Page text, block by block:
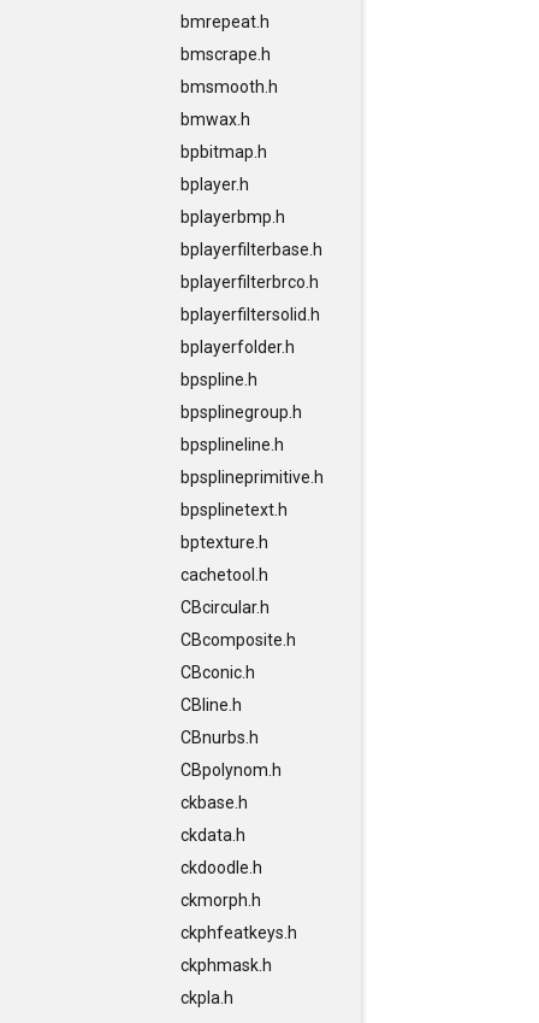
bmrepeat.h
bmscrape.h
bmsmooth.h
bmwax.h
bpbitmap.h
bplayer.h
bplayerbmp.h
bplayerfilterbase.h
bplayerfilterbrco.h
bplayerfiltersolid.h
bplayerfolder.h
bpspline.h
bpsplinegroup.h
bpsplineline.h
bpsplineprimitive.h
bpsplinetext.h
bptexture.h
cachetool.h
CBcircular.h
CBcomposite.h
CBconic.h
CBline.h
CBnurbs.h
CBpolynom.h
ckbase.h
ckdata.h
ckdoodle.h
ckmorph.h
ckphfeatkeys.h
ckphmask.h
ckpla.h